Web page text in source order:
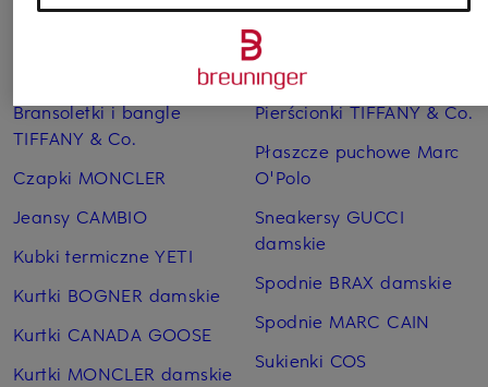
Bransoletki i bangle
TIFFANY & Co.
Czapki MONCLER
Jeansy CAMBIO
Kubki termiczne YETI
Kurtki BOGNER damskie
Kurtki CANADA GOOSE
Kurtki MONCLER damskie
Pierścionki TIFFANY & Co.
Płaszcze puchowe Marc
O'Polo
Sneakersy GUCCI
damskie
Spodnie BRAX damskie
Spodnie MARC CAIN
Sukienki COS